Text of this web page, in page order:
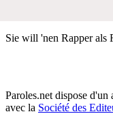
Sie will 'nen Rapper als
Paroles.net dispose d'un
avec la Société des